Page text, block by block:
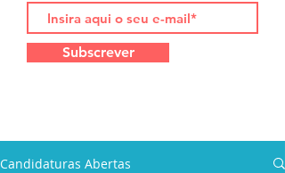
Subscrever
Candidaturas Abertas